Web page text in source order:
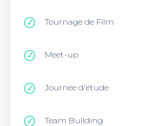
Tournage de Film
Meet-up
Journée d'étude
Team Building